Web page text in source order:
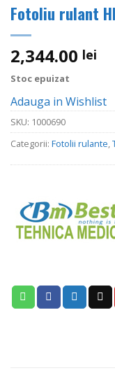
Fotoliu rulant
2,344.00 lei
Stoc epuizat
Adauga in Wishlist
SKU: 1000690
Categorii: Fotolii rulante